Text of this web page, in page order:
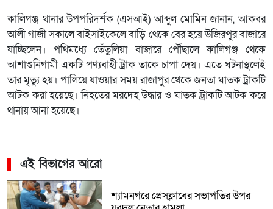
কালিগঞ্জ থানার উপপরিদর্শক (এসআই) আব্দুল মোমিন জানান, আকবর
আলী গাজী সকালে বাইসাইকেলে বাড়ি থেকে বের হয়ে উজিরপুর বাজারে
যাচ্ছিলেন। পথিমধ্যে তেঁতুলিয়া বাজারে পৌঁছালে কালিগঞ্জ থেকে
আশাশুনিগামী একটি পণ্যবাহী ট্রাক তাকে চাপা দেয়। এতে ঘটনাস্থলেই
তার মৃত্যু হয়। পালিয়ে যাওয়ার সময় রাজাপুর থেকে জনতা ঘাতক ট্রাকটি
আটক করা হয়েছে। নিহতের মরদেহ উদ্ধার ও ঘাতক ট্রাকটি আটক করে
থানায় আনা হয়েছে।
এই বিভাগের আরো
শ্যামনগরে প্রেসক্লাবের সভাপতির উপর